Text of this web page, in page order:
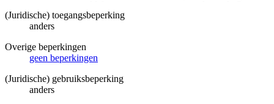
(Juridische) toegangsbeperking
anders
Overige beperkingen
geen beperkingen
(Juridische) gebruiksbeperking
anders